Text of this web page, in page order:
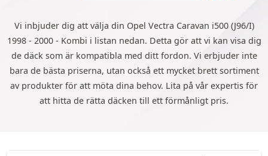
Vi inbjuder dig att välja din Opel Vectra Caravan i500 (J96/I)
1998 - 2000 - Kombi i listan nedan. Detta gör att vi kan visa dig
de däck som är kompatibla med ditt fordon. Vi erbjuder inte
bara de bästa priserna, utan också ett mycket brett sortiment
av produkter för att möta dina behov. Lita på vår expertis för
att hitta de rätta däcken till ett förmånligt pris.